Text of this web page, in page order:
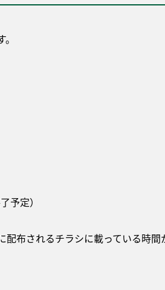
予定）
布されるチラシに載っている時間